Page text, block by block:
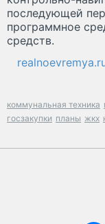
последующей
программное
средств.
коммунальная техника
госзакупки планы жкх